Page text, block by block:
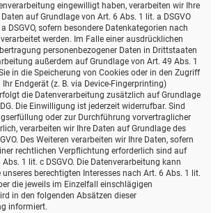
eingewilligt haben, verarbeiten wir Ihre
auf Grundlage von Art. 6 Abs. 1 lit. a DSGVO
DSGVO, sofern besondere Datenkategorien nach
werden. Im Falle einer ausdrücklichen
personenbezogener Daten in Drittstaaten
außerdem auf Grundlage von Art. 49 Abs. 1
Sie in die Speicherung von Cookies oder in den Zugriff
Endgerät (z. B. via Device-Fingerprinting)
die Datenverarbeitung zusätzlich auf Grundlage
Die Einwilligung ist jederzeit widerrufbar. Sind
oder zur Durchführung vorvertraglicher
verarbeiten wir Ihre Daten auf Grundlage des
Des Weiteren verarbeiten wir Ihre Daten, sofern
rechtlichen Verpflichtung erforderlich sind auf
1 lit. c DSGVO. Die Datenverarbeitung kann
berechtigten Interesses nach Art. 6 Abs. 1 lit.
die jeweils im Einzelfall einschlägigen
in den folgenden Absätzen dieser
informiert.